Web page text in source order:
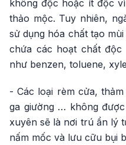
không độc hoặc ít độc
thảo mộc. Tuy nhiên,
sử dụng hóa chất tạo
chứa các hoạt chất
như benzen, toluene,
- Các loại rèm cửa,
ga giường … không
xuyên sẽ là nơi trú ẩn lý
nấm mốc và lưu cữu bụi